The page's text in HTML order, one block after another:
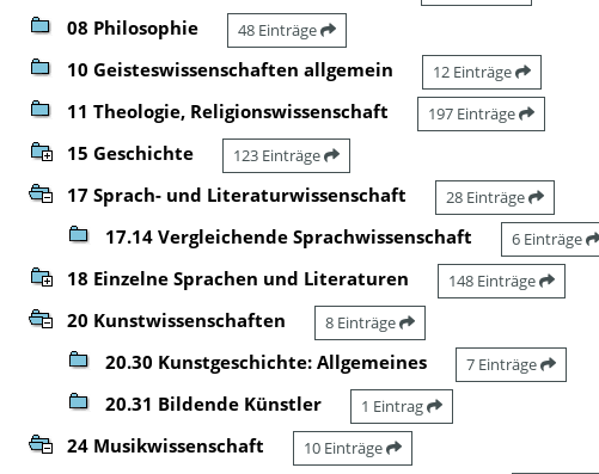
08 Philosophie 48 Einträge
10 Geisteswissenschaften allgemein 12 Einträge
11 Theologie, Religionswissenschaft 197 Einträge
15 Geschichte 123 Einträge
17 Sprach- und Literaturwissenschaft 28 Einträge
17.14 Vergleichende Sprachwissenschaft 6 Einträge
18 Einzelne Sprachen und Literaturen 148 Einträge
20 Kunstwissenschaften 8 Einträge
20.30 Kunstgeschichte: Allgemeines 7 Einträge
20.31 Bildende Künstler 1 Eintrag
24 Musikwissenschaft 10 Einträge